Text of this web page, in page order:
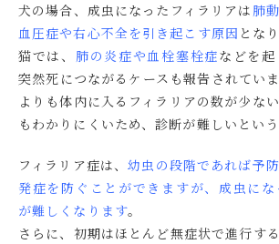
犬の場合、成虫になったフィラリアは 肺
血圧症や右心不全を引き起こす原因 とな
猫では、 肺の炎症や血栓塞栓症などを起
突然死につながるケースも報告されてい
よりも体内に入るフィラリアの数が少な
もわかりにくいため、診断が難しいという
フィラリア症は、幼虫の段階であれば予
発症を防ぐことができますが、成虫に
が難しくなります。
さらに、初期はほとんど無症状で進行す